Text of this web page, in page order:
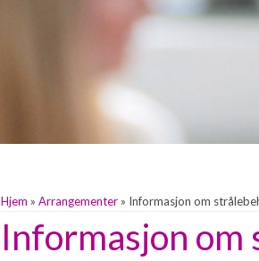
Hjem » Arrangementer » Informasjon om
Informasjon om